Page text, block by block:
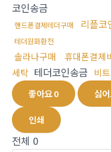
코인송금
핸드폰결제테더구매 리플코
테더원화환전
솔라나구매 휴대폰결제
세탁 테더코인송금 비
좋아요0 싫
인쇄
전체 0